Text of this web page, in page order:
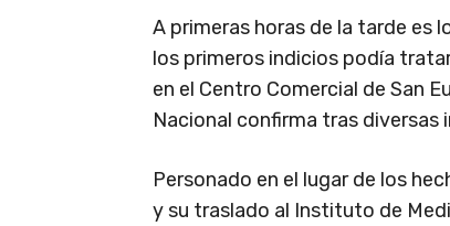
A primeras horas de la tarde es
los primeros indicios podía
en el Centro Comercial de San
Nacional confirma tras diversas
Personado en el lugar de los
y su traslado al Instituto de